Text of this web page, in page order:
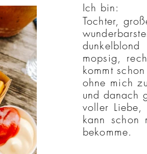
Ich bin:
Tochter,
mopsig,
kommt
ohne mich
und danach
voller
kann schon
bekomme.